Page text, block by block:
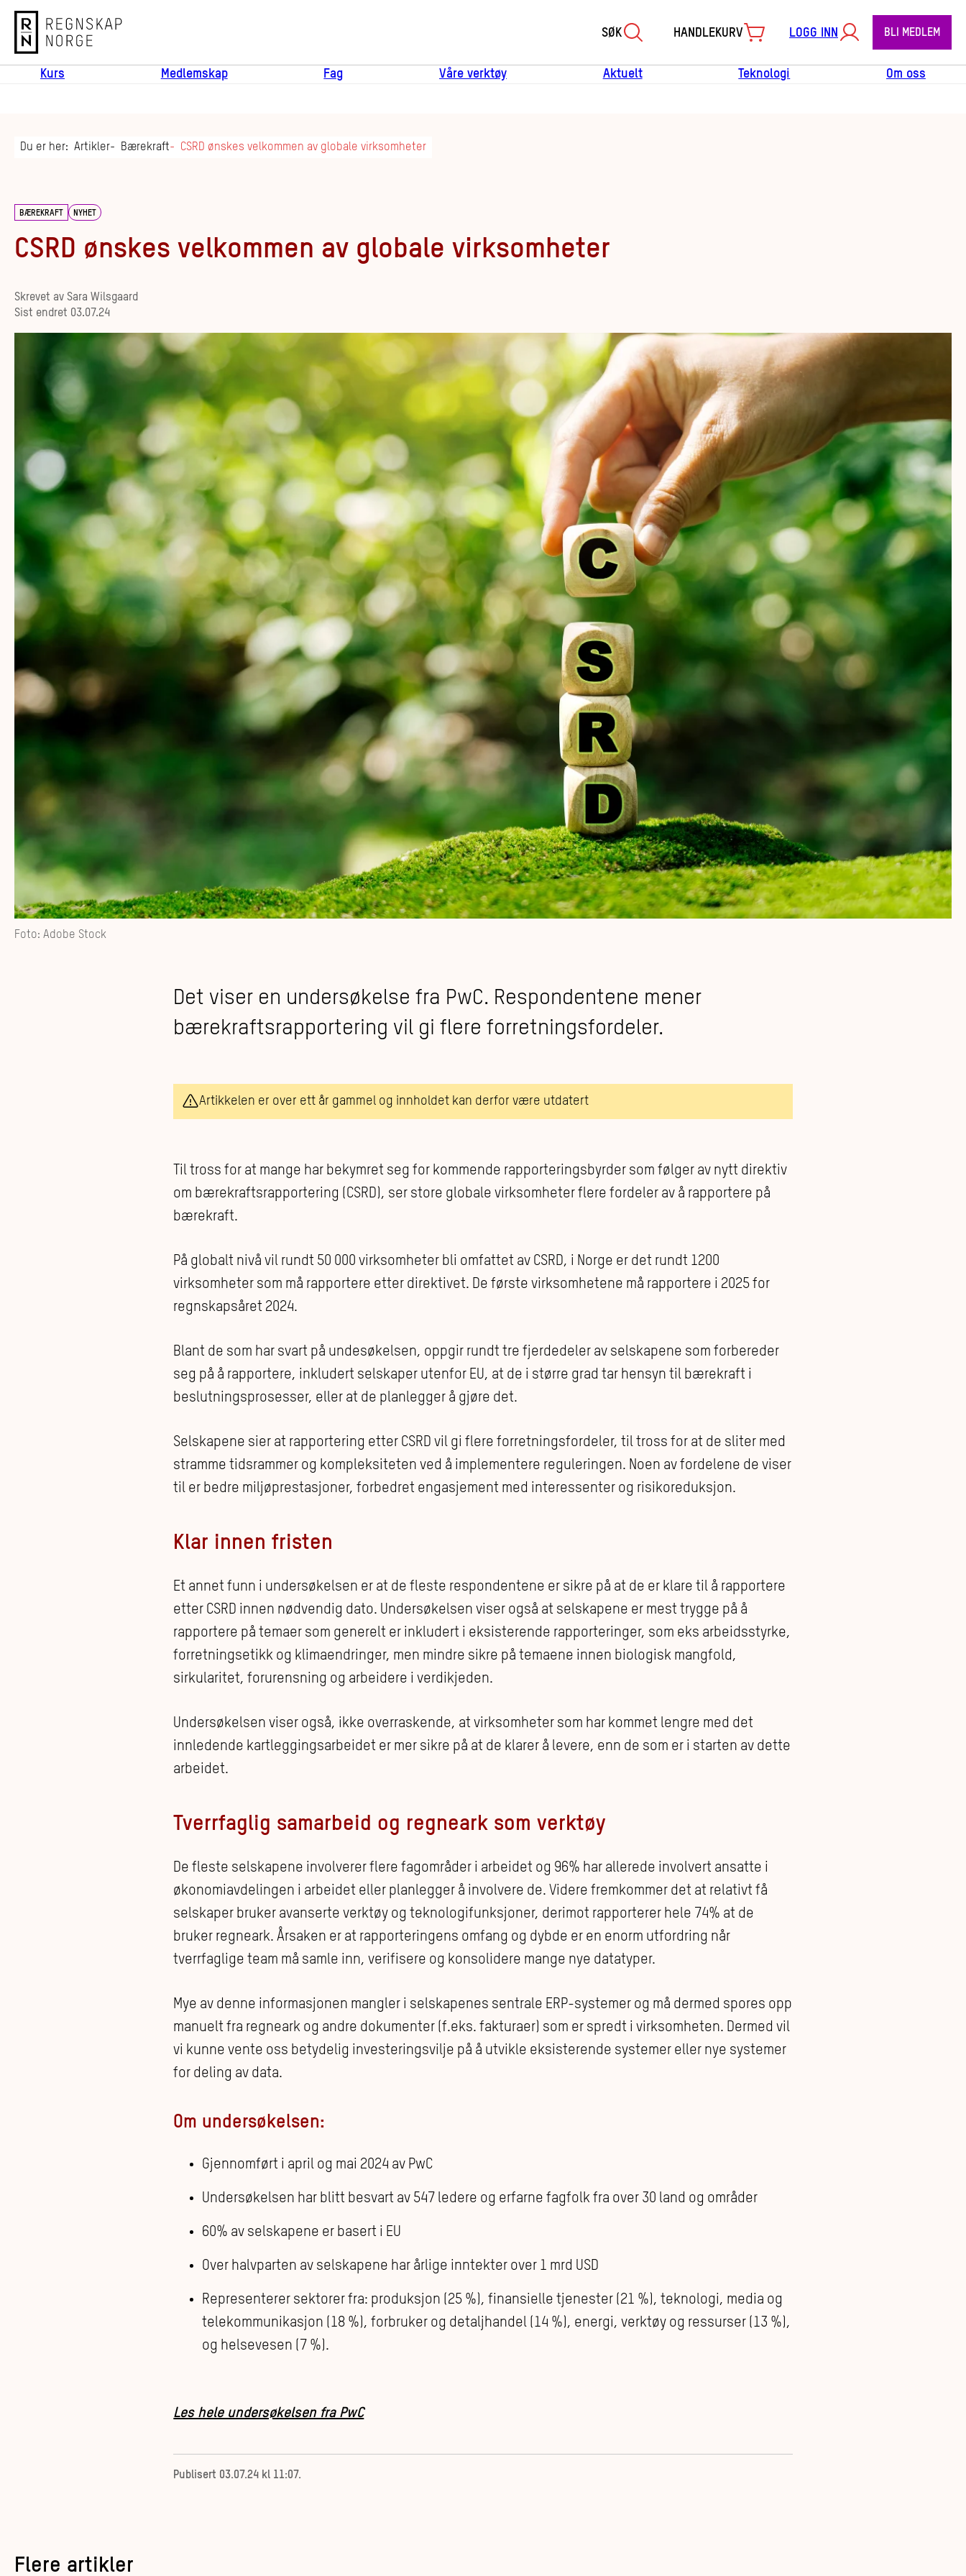
Regnskap Norge
SØK HANDLEKURV LOGG INN BLI MEDLEM
Kurs Medlemskap Fag Våre verktøy Aktuelt Teknologi Om oss
Du er her: Artikler Bærekraft CSRD ønskes velkommen av globale virksomheter
BÆREKRAFT NYHET
CSRD ønskes velkommen av globale virksomheter
Skrevet av Sara Wilsgaard
Sist endret 03.07.24
Foto: Adobe Stock
Det viser en undersøkelse fra PwC. Respondentene mener
bærekraftsrapportering vil gi flere forretningsfordeler.
Artikkelen er over ett år gammel og innholdet kan derfor være utdatert
Til tross for at mange har bekymret seg for kommende rapporteringsbyrder som følger av nytt direktiv
om bærekraftsrapportering (CSRD), ser store globale virksomheter flere fordeler av å rapportere på
bærekraft.
På globalt nivå vil rundt 50 000 virksomheter bli omfattet av CSRD, i Norge er det rundt 1200
virksomheter som må rapportere etter direktivet. De første virksomhetene må rapportere i 2025 for
regnskapsåret 2024.
Blant de som har svart på undesøkelsen, oppgir rundt tre fjerdedeler av selskapene som forbereder
seg på å rapportere, inkludert selskaper utenfor EU, at de i større grad tar hensyn til bærekraft i
beslutningsprosesser, eller at de planlegger å gjøre det.
Selskapene sier at rapportering etter CSRD vil gi flere forretningsfordeler, til tross for at de sliter med
stramme tidsrammer og kompleksiteten ved å implementere reguleringen. Noen av fordelene de viser
til er bedre miljøprestasjoner, forbedret engasjement med interessenter og risikoreduksjon.
Klar innen fristen
Et annet funn i undersøkelsen er at de fleste respondentene er sikre på at de er klare til å rapportere
etter CSRD innen nødvendig dato. Undersøkelsen viser også at selskapene er mest trygge på å
rapportere på temaer som generelt er inkludert i eksisterende rapporteringer, som eks arbeidsstyrke,
forretningsetikk og klimaendringer, men mindre sikre på temaene innen biologisk mangfold,
sirkularitet, forurensning og arbeidere i verdikjeden.
Undersøkelsen viser også, ikke overraskende, at virksomheter som har kommet lengre med det
innledende kartleggingsarbeidet er mer sikre på at de klarer å levere, enn de som er i starten av dette
arbeidet.
Tverrfaglig samarbeid og regneark som verktøy
De fleste selskapene involverer flere fagområder i arbeidet og 96% har allerede involvert ansatte i
økonomiavdelingen i arbeidet eller planlegger å involvere de. Videre fremkommer det at relativt få
selskaper bruker avanserte verktøy og teknologifunksjoner, derimot rapporterer hele 74% at de
bruker regneark. Årsaken er at rapporteringens omfang og dybde er en enorm utfordring når
tverrfaglige team må samle inn, verifisere og konsolidere mange nye datatyper.
Mye av denne informasjonen mangler i selskapenes sentrale ERP-systemer og må dermed spores opp
manuelt fra regneark og andre dokumenter (f.eks. fakturaer) som er spredt i virksomheten. Dermed vil
vi kunne vente oss betydelig investeringsvilje på å utvikle eksisterende systemer eller nye systemer
for deling av data.
Om undersøkelsen:
Gjennomført i april og mai 2024 av PwC
Undersøkelsen har blitt besvart av 547 ledere og erfarne fagfolk fra over 30 land og områder
60% av selskapene er basert i EU
Over halvparten av selskapene har årlige inntekter over 1 mrd USD
Representerer sektorer fra: produksjon (25 %), finansielle tjenester (21 %), teknologi, media og
telekommunikasjon (18 %), forbruker og detaljhandel (14 %), energi, verktøy og ressurser (13 %),
og helsevesen (7 %).
Les hele undersøkelsen fra PwC
Publisert 03.07.24 kl 11:07.
Flere artikler